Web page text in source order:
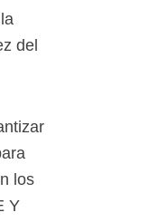
del
los
Y